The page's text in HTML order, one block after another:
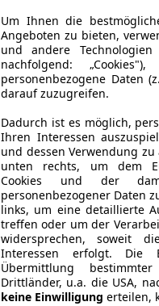
Um Ihnen die
Angeboten zu bieten,
und andere
nachfolgend:
personenbezogene Daten
darauf zuzugreifen.
Dadurch ist es möglich,
Ihren Interessen
und dessen Verwendung
unten rechts, um dem
Cookies und der
personenbezogener Daten
links, um eine detaillierte
treffen oder um der
widersprechen, soweit
Interessen erfolgt. Die
Übermittlung
Drittländer, u.a. die USA,
keine Einwilligung erteilen,